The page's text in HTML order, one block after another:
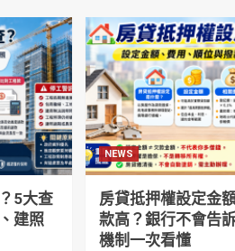
5大查
建照
NEWS
房貸抵押權設定金
款高？銀行不會告
機制一次看懂